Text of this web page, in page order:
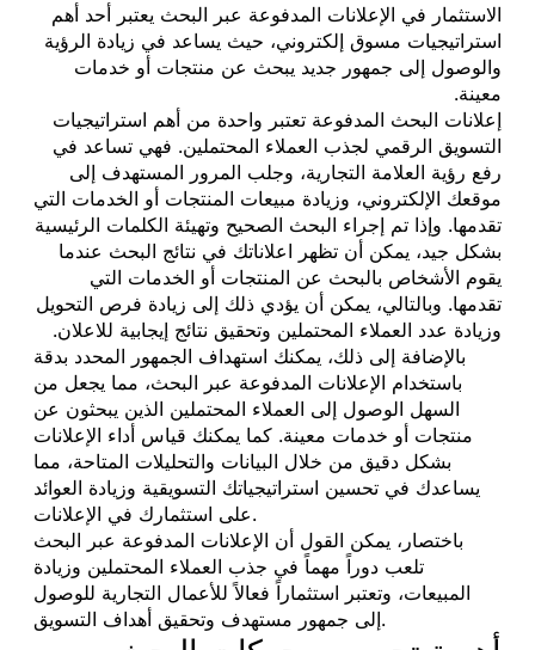
الاستثمار في الإعلانات المدفوعة عبر البحث يعتبر أحد أهم
استراتيجيات مسوق إلكتروني، حيث يساعد في زيادة الرؤية
والوصول إلى جمهور جديد يبحث عن منتجات أو خدمات
معينة.
إعلانات البحث المدفوعة تعتبر واحدة من أهم استراتيجيات
التسويق الرقمي لجذب العملاء المحتملين. فهي تساعد في
رفع رؤية العلامة التجارية، وجلب المرور المستهدف إلى
موقعك الإلكتروني، وزيادة مبيعات المنتجات أو الخدمات التي
تقدمها. وإذا تم إجراء البحث الصحيح وتهيئة الكلمات الرئيسية
بشكل جيد، يمكن أن تظهر اعلاناتك في نتائج البحث عندما
يقوم الأشخاص بالبحث عن المنتجات أو الخدمات التي
تقدمها. وبالتالي، يمكن أن يؤدي ذلك إلى زيادة فرص التحويل
وزيادة عدد العملاء المحتملين وتحقيق نتائج إيجابية للاعلان.
بالإضافة إلى ذلك، يمكنك استهداف الجمهور المحدد بدقة
باستخدام الإعلانات المدفوعة عبر البحث، مما يجعل من
السهل الوصول إلى العملاء المحتملين الذين يبحثون عن
منتجات أو خدمات معينة. كما يمكنك قياس أداء الإعلانات
بشكل دقيق من خلال البيانات والتحليلات المتاحة، مما
يساعدك في تحسين استراتيجياتك التسويقية وزيادة العوائد
على استثمارك في الإعلانات.
باختصار، يمكن القول أن الإعلانات المدفوعة عبر البحث
تلعب دوراً مهماً في جذب العملاء المحتملين وزيادة
المبيعات، وتعتبر استثماراً فعالاً للأعمال التجارية للوصول
إلى جمهور مستهدف وتحقيق أهداف التسويق.